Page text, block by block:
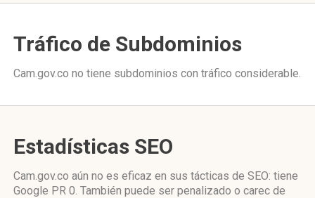
Tráfico de Subdominios
Cam.gov.co no tiene subdominios con tráfico considerable.
Estadísticas SEO
Cam.gov.co aún no es eficaz en sus tácticas de SEO: tiene
Google PR 0. También puede ser penalizado o carec de